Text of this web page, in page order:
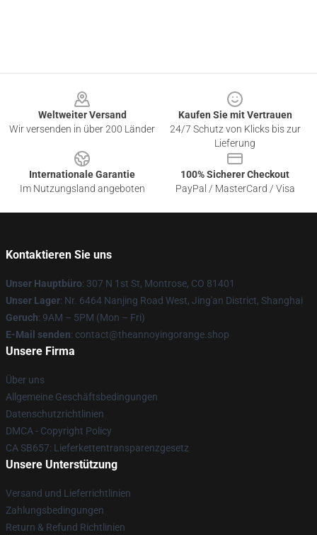
Weltweiter Versand
Wir versenden in über 200 Länder
Kaufen Sie mit Vertrauen
24/7 Schutz von Klicks bis zur
Lieferung
Internationale Garantie
Im Nutzungsland angeboten
100% Sicherer Checkout
PayPal / MasterCard / Visa
Kontaktieren Sie uns
Unser Hauptbüro: 307 N 1st St, Montrose, CO 81401
Unser Lager: Nr. 6464 Nanjing Road West, Jing'an District, Shanghai
Geruch: 9AM – 5PM (Mon – Fri)
E-Mail senden: contact@theannoyingorange.shop
Unsere Firma
Über uns
Allgemeine Geschäftsbedingungen
Datenschutzrichtlinien
DMCA - Copyright Policy
CA SB657: Lieferkettentransparenzgesetz
Unsere Unterstützung
Versand und Lieferrichtlinien
Zahlungsbedingungen
Return & Refund Richtlinien